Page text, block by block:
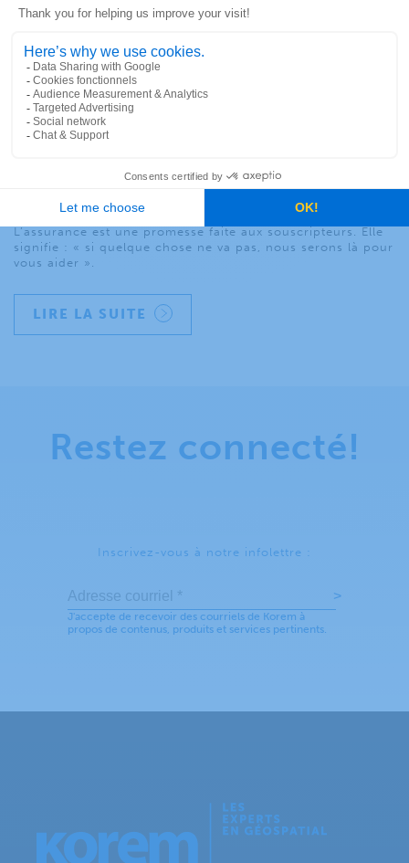
Comment surmonter les défis de
l’industrie de l’assurance grâce
au géocodage précis
| 19 NOVEMBRE 2018
L’assurance est une promesse faite aux souscripteurs. Elle
signifie : « si quelque chose ne va pas, nous serons là pour
vous aider ».
LIRE LA SUITE
Restez connecté!
Inscrivez-vous à notre infolettre :